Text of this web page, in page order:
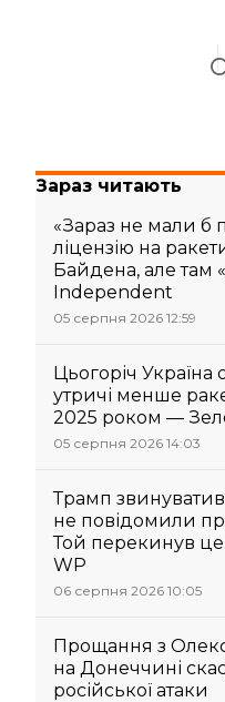
Зараз читають
«Зараз не мали б
ліцензію на
Байдена, але там
Independent
05 серпня 2026 12:59
Цьогоріч Україна
утричі менше
2025 роком —
05 серпня 2026 14:03
Трамп
не повідомили
Той перекинув
WP
06 серпня 2026 10:05
Прощання з
на Донеччині
російської атаки